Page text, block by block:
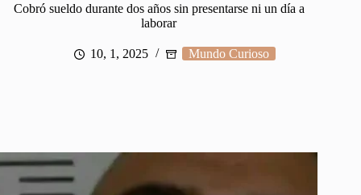
Cobró sueldo durante dos años sin presentarse ni un día a
laborar
10, 1, 2025 Mundo Curioso